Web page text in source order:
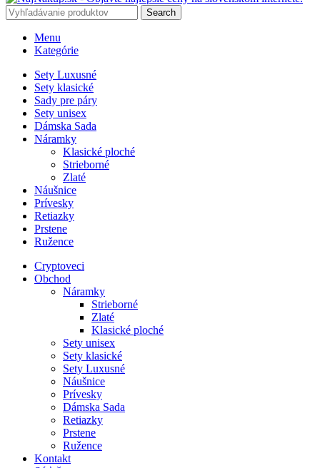
Search
Menu
Kategórie
Sety Luxusné
Sety klasické
Sady pre páry
Sety unisex
Dámska Sada
Náramky
Klasické ploché
Strieborné
Zlaté
Náušnice
Prívesky
Retiazky
Prstene
Ružence
Cryptoveci
Obchod
Náramky
Strieborné
Zlaté
Klasické ploché
Sety unisex
Sety klasické
Sety Luxusné
Náušnice
Prívesky
Dámska Sada
Retiazky
Prstene
Ružence
Kontakt